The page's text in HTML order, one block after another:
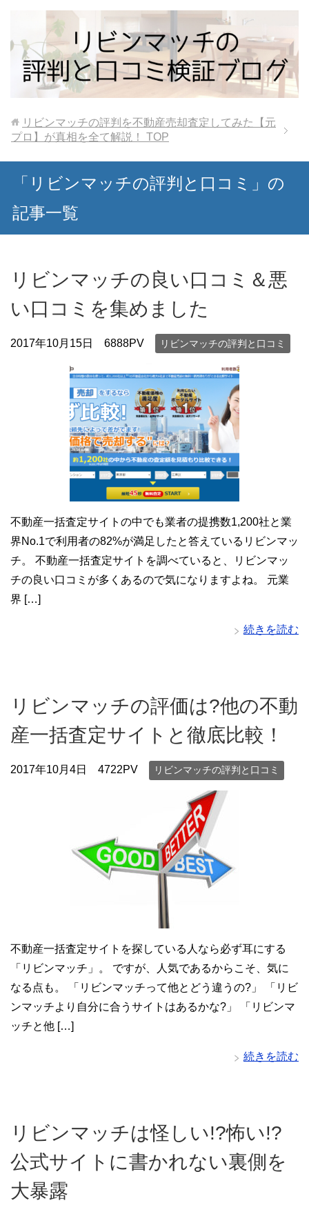
リビンマッチの評判を不動産売却査定してみた【元
プロ】が真相を全て解説！
TOP
「リビンマッチの評判と口コミ」の
記事一覧
リビンマッチの良い口コミ＆悪
い口コミを集めました
2017年10月15日 6888PV リビンマッチの評判と口コミ
不動産一括査定サイトの中でも業者の提携数1,200社と業
界No.1で利用者の82%が満足したと答えているリビンマッ
チ。 不動産一括査定サイトを調べていると、リビンマッ
チの良い口コミが多くあるので気になりますよね。 元業
界 […]
続きを読む
リビンマッチの評価は?他の不動
産一括査定サイトと徹底比較！
2017年10月4日 4722PV リビンマッチの評判と口コミ
不動産一括査定サイトを探している人なら必ず耳にする
「リビンマッチ」。 ですが、人気であるからこそ、気に
なる点も。 「リビンマッチって他とどう違うの?」 「リビ
ンマッチより自分に合うサイトはあるかな?」 「リビンマ
ッチと他 […]
続きを読む
リビンマッチは怪しい!?怖い!?
公式サイトに書かれない裏側を
大暴露